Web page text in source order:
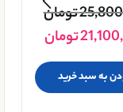
تومان
تومان
به سبد خرید